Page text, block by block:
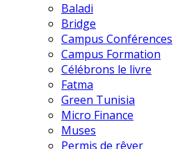
Baladi
Bridge
Campus Conférences
Campus Formation
Célébrons le livre
Fatma
Green Tunisia
Micro Finance
Muses
Permis de rêver